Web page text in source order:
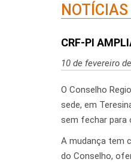
NOTÍCIAS
CRF-PI
10 de fevereiro
O Conselho
sede, em
sem fechar para
A mudança tem
do Conselho,